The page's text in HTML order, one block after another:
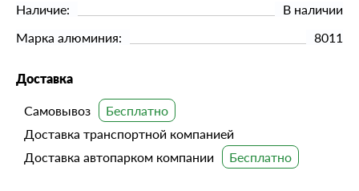
Наличие:
В наличии
Марка алюминия:
8011
Доставка
Самовывоз
Доставка транспортной компанией
Доставка автопарком компании